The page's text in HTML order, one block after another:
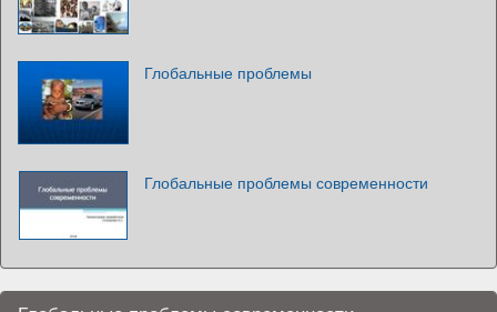
Глобальные проблемы
Глобальные проблемы современности